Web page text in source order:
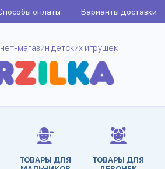
оплаты Варианты доставки
магазин детских игрушек
ТОВАРЫ ДЛЯ
ТОВАРЫ ДЛЯ